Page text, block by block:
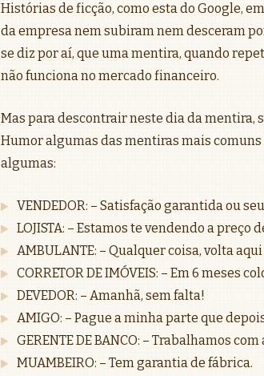
Histórias de ficção, como esta do Google,
da empresa nem subiram nem desceram
se diz por aí, que uma mentira, quando
não funciona no mercado financeiro.
Mas para descontrair neste dia da mentira,
Humor algumas das mentiras mais
algumas:
VENDEDOR: – Satisfação garantida ou
LOJISTA: – Estamos te vendendo a preço
AMBULANTE: – Qualquer coisa, volta
CORRETOR DE IMÓVEIS: – Em 6 meses
DEVEDOR: – Amanhã, sem falta!
AMIGO: – Pague a minha parte que
GERENTE DE BANCO: – Trabalhamos
MUAMBEIRO: – Tem garantia de fábrica.